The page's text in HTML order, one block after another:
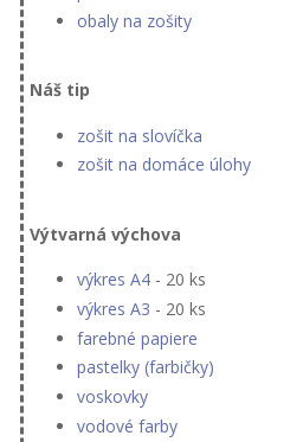
obaly na zošity
Náš tip
zošit na slovíčka
zošit na domáce úlohy
Výtvarná výchova
výkres A4 - 20 ks
výkres A3 - 20 ks
farebné papiere
pastelky (farbičky)
voskovky
vodové farby